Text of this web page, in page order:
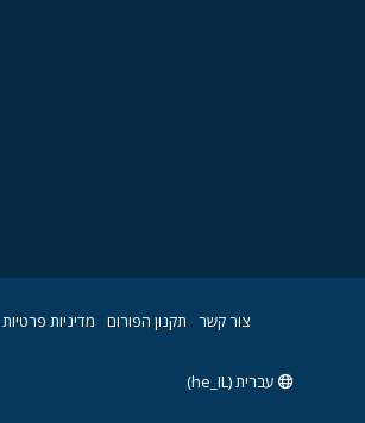
צור קשר תקנון הפורום מדיניות פרטיות
עברית (he_IL)